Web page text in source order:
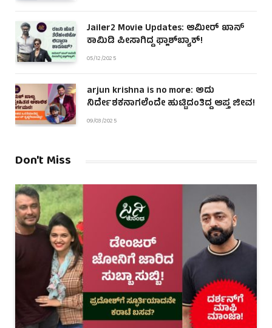
Jailer2 Movie Updates: ಆಮೀರ್ ಖಾನ್
ಕಾಮಿಡಿ ಪೀಸಾಗಿದ್ದ ಫ್ಲಾಶ್‌ಬ್ಯಾಕ್!
05/12/2025
arjun krishna is no more: ಅದು
ನಿರ್ದೇಶಕನಾಗಲೆಂದೇ ಹುಟ್ಟಿದಂತಿದ್ದ ಆಪ್ತ ಜೀವ!
09/03/2025
Don't Miss